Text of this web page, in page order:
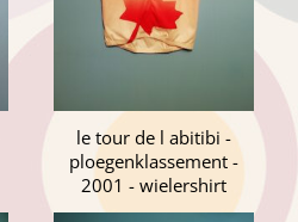
le tour de l abitibi -
ploegenklassement -
2001 - wielershirt